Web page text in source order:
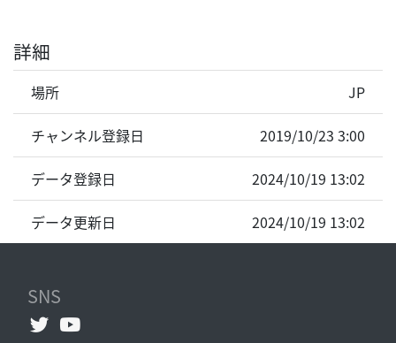
詳細
場所 JP
チャンネル登録日 2019/10/23 3:00
データ登録日 2024/10/19 13:02
データ更新日 2024/10/19 13:02
SNS